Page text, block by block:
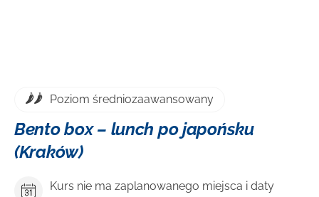
Poziom średniozaawansowany
Bento box – lunch po japońsku
(Kraków)
Kurs nie ma zaplanowanego miejsca i daty